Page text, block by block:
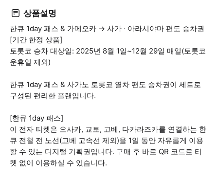
상품설명
한큐 1day 패스 & 가메오카 → 사가 · 아라시야마 편도 승차권
[기간 한정 상품]
토롯코 승차 대상일: 2025년 8월 1일~12월 29일 매일(토롯코
운휴일 제외)
한큐 1day 패스 & 사가노 토롯코 열차 편도 승차권이 세트로
구성된 편리한 플랜입니다.
[한큐 1day 패스]
이 전자 티켓은 오사카, 교토, 고베, 다카라즈카를 연결하는 한
큐 전철 전 노선(고베 고속선 제외)을 1일 동안 자유롭게 이용
할 수 있는 디지털 기획권입니다. 구매 후 바로 QR 코드로 티
켓 없이 이용하실 수 있습니다.